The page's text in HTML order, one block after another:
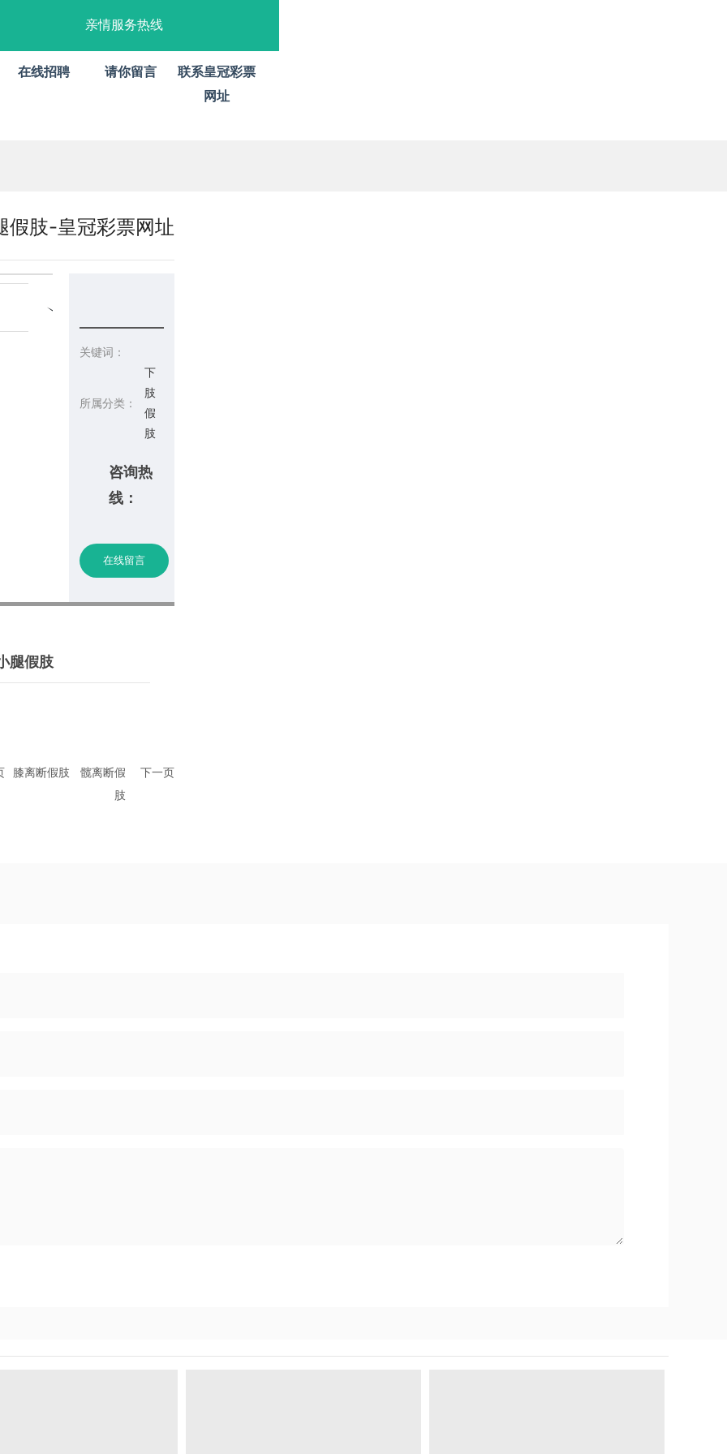
亲情服务热线
在线招聘 请你留言
联系皇冠彩票
网址
假肢-皇冠彩票网址
关键词：
所属分类：
下
肢
假
肢
咨询热
线：
在线留言
腿假肢
膝离断假肢
髋离断假
肢
下一页